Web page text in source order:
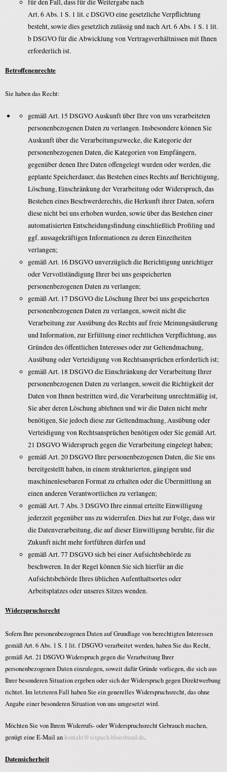
für den Fall, dass für die Weitergabe nach
Art. 6 Abs. 1 S. 1 lit. c DSGVO eine gesetzliche Verpflichtung
besteht, sowie dies gesetzlich zulässig und nach Art. 6 Abs. 1 S. 1 lit.
b DSGVO für die Abwicklung von Vertragsverhältnissen mit Ihnen
erforderlich ist.
Betroffenenrechte
Sie haben das Recht:
gemäß Art. 15 DSGVO Auskunft über Ihre von uns verarbeiteten
personenbezogenen Daten zu verlangen. Insbesondere können Sie
Auskunft über die Verarbeitungszwecke, die Kategorie der
personenbezogenen Daten, die Kategorien von Empfängern,
gegenüber denen Ihre Daten offengelegt wurden oder werden, die
geplante Speicherdauer, das Bestehen eines Rechts auf Berichtigung,
Löschung, Einschränkung der Verarbeitung oder Widerspruch, das
Bestehen eines Beschwerderechts, die Herkunft ihrer Daten, sofern
diese nicht bei uns erhoben wurden, sowie über das Bestehen einer
automatisierten Entscheidungsfindung einschließlich Profiling und
ggf. aussagekräftigen Informationen zu deren Einzelheiten
verlangen;
gemäß Art. 16 DSGVO unverzüglich die Berichtigung unrichtiger
oder Vervollständigung Ihrer bei uns gespeicherten
personenbezogenen Daten zu verlangen;
gemäß Art. 17 DSGVO die Löschung Ihrer bei uns gespeicherten
personenbezogenen Daten zu verlangen, soweit nicht die
Verarbeitung zur Ausübung des Rechts auf freie Meinungsäußerung
und Information, zur Erfüllung einer rechtlichen Verpflichtung, aus
Gründen des öffentlichen Interesses oder zur Geltendmachung,
Ausübung oder Verteidigung von Rechtsansprüchen erforderlich ist;
gemäß Art. 18 DSGVO die Einschränkung der Verarbeitung Ihrer
personenbezogenen Daten zu verlangen, soweit die Richtigkeit der
Daten von Ihnen bestritten wird, die Verarbeitung unrechtmäßig ist,
Sie aber deren Löschung ablehnen und wir die Daten nicht mehr
benötigen, Sie jedoch diese zur Geltendmachung, Ausübung oder
Verteidigung von Rechtsansprüchen benötigen oder Sie gemäß Art.
21 DSGVO Widerspruch gegen die Verarbeitung eingelegt haben;
gemäß Art. 20 DSGVO Ihre personenbezogenen Daten, die Sie uns
bereitgestellt haben, in einem strukturierten, gängigen und
maschinenlesebaren Format zu erhalten oder die Übermittlung an
einen anderen Verantwortlichen zu verlangen;
gemäß Art. 7 Abs. 3 DSGVO Ihre einmal erteilte Einwilligung
jederzeit gegenüber uns zu widerrufen. Dies hat zur Folge, dass wir
die Datenverarbeitung, die auf dieser Einwilligung beruhte, für die
Zukunft nicht mehr fortführen dürfen und
gemäß Art. 77 DSGVO sich bei einer Aufsichtsbehörde zu
beschweren. In der Regel können Sie sich hierfür an die
Aufsichtsbehörde Ihres üblichen Aufenthaltsortes oder
Arbeitsplatzes oder unseres Sitzes wenden.
Widerspruchsrecht
Sofern Ihre personenbezogenen Daten auf Grundlage von berechtigten Interessen
gemäß Art. 6 Abs. 1 S. 1 lit. f DSGVO verarbeitet werden, haben Sie das Recht,
gemäß Art. 21 DSGVO Widerspruch gegen die Verarbeitung Ihrer
personenbezogenen Daten einzulegen, soweit dafür Gründe vorliegen, die sich aus
Ihrer besonderen Situation ergeben oder sich der Widerspruch gegen Direktwerbung
richtet. Im letzteren Fall haben Sie ein generelles Widerspruchsrecht, das ohne
Angabe einer besonderen Situation von uns umgesetzt wird.
Möchten Sie von Ihrem Widerrufs- oder Widerspruchsrecht Gebrauch machen,
genügt eine E-Mail an kontakt@sixpack-bluesband.de.
Datensicherheit